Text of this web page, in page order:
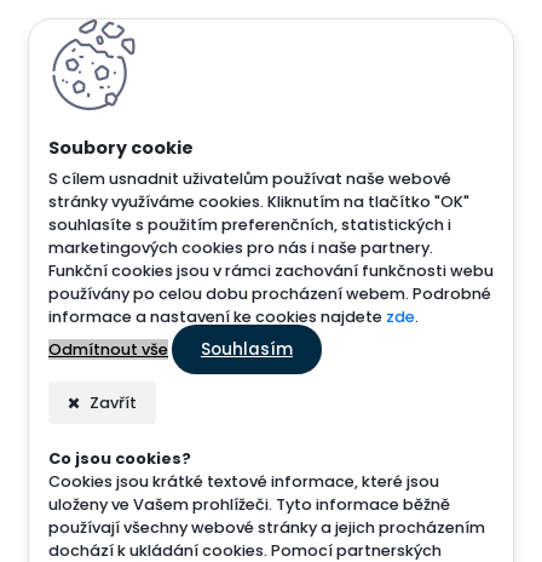
S cílem usnadnit uživatelům používat naše webové
stránky využíváme cookies. Kliknutím na tlačítko "OK"
souhlasíte s použitím preferenčních, statistických i
marketingových cookies pro nás i naše partnery.
Funkční cookies jsou v rámci zachování funkčnosti webu
používány po celou dobu procházení webem. Podrobné
informace a nastavení ke cookies najdete zde.
Odmítnout vše
Souhlasím
Zavřít
Co jsou cookies?
Cookies jsou krátké textové informace, které jsou
uloženy ve Vašem prohlížeči. Tyto informace běžně
používají všechny webové stránky a jejich procházením
dochází k ukládání cookies. Pomocí partnerských